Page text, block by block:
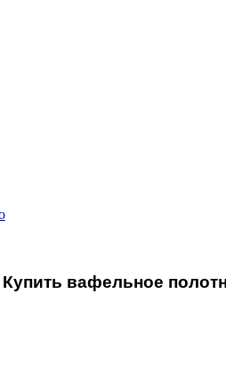
Купить вафельное